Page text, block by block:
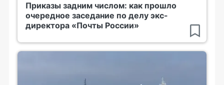
Приказы задним числом: как прошло
очередное заседание по делу экс-
директора «Почты России»